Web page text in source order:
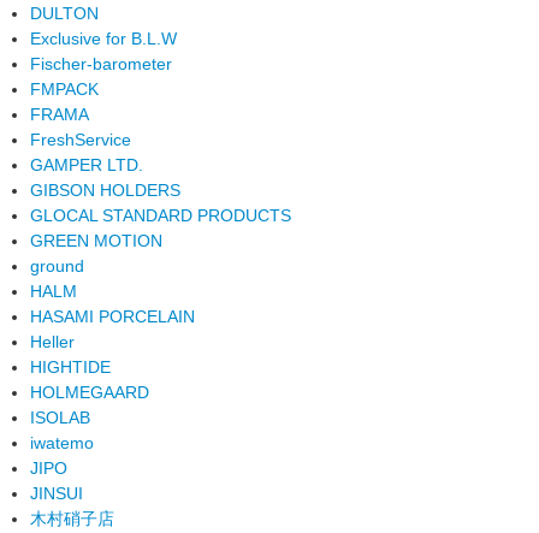
DULTON
Exclusive for B.L.W
Fischer-barometer
FMPACK
FRAMA
FreshService
GAMPER LTD.
GIBSON HOLDERS
GLOCAL STANDARD PRODUCTS
GREEN MOTION
ground
HALM
HASAMI PORCELAIN
Heller
HIGHTIDE
HOLMEGAARD
ISOLAB
iwatemo
JIPO
JINSUI
木村硝子店